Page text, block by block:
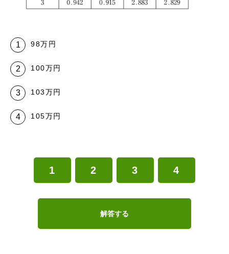
98万円
100万円
103万円
105万円
1 2 3 4
解答する